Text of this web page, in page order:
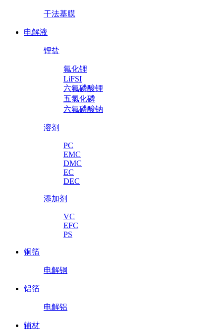
干法基膜
电解液
锂盐
氟化锂
LiFSI
六氟磷酸锂
五氯化磷
六氟磷酸钠
溶剂
PC
EMC
DMC
EC
DEC
添加剂
VC
EFC
PS
铜箔
电解铜
铝箔
电解铝
辅材